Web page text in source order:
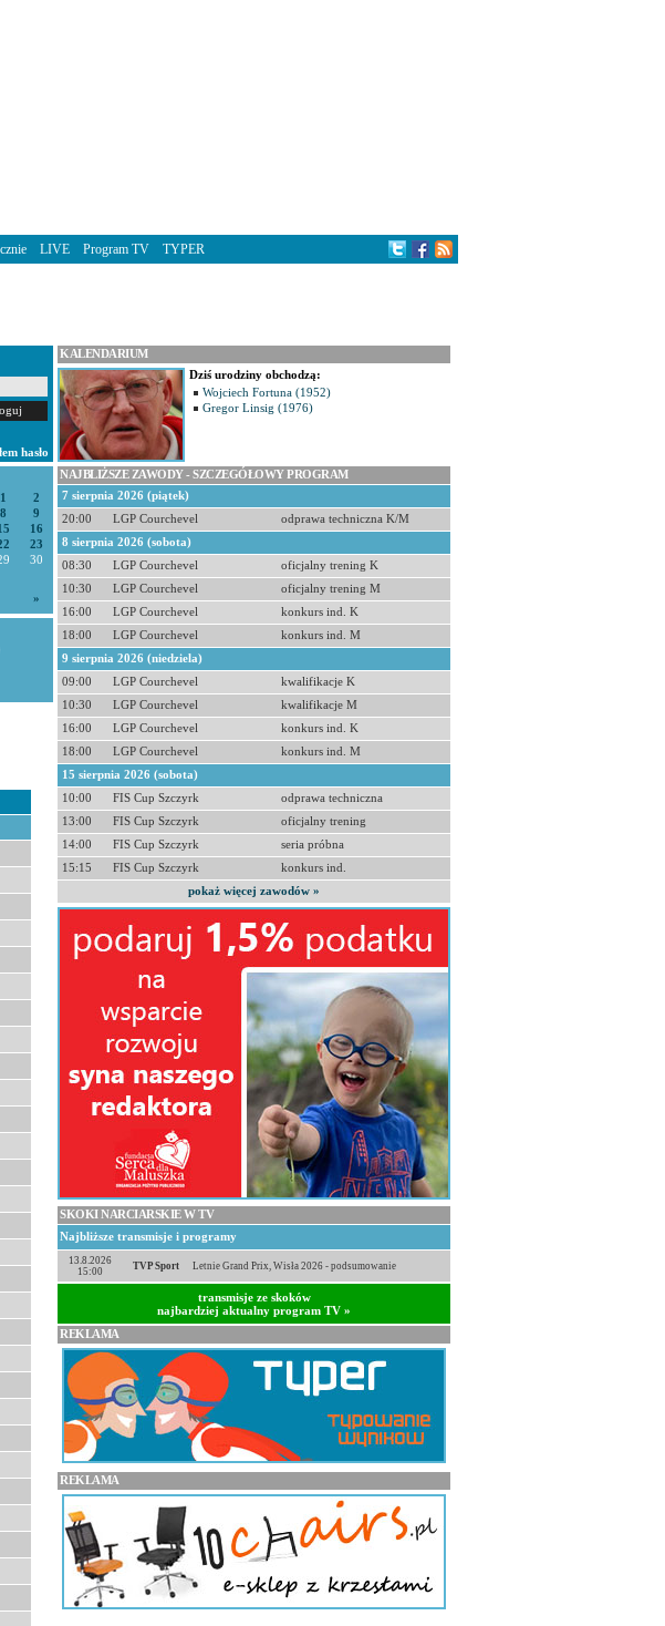
hasło
1
2
8
9
16
23
30
»
KALENDARIUM
Dziś urodziny obchodzą:
Wojciech Fortuna (1952)
Gregor Linsig (1976)
NAJBLIŻSZE ZAWODY - SZCZEGÓŁOWY PROGRAM
7 sierpnia 2026 (piątek)
20:00
LGP Courchevel
odprawa techniczna K/M
8 sierpnia 2026 (sobota)
08:30
LGP Courchevel
oficjalny trening K
10:30
LGP Courchevel
oficjalny trening M
16:00
LGP Courchevel
konkurs ind. K
18:00
LGP Courchevel
konkurs ind. M
9 sierpnia 2026 (niedziela)
09:00
LGP Courchevel
kwalifikacje K
10:30
LGP Courchevel
kwalifikacje M
16:00
LGP Courchevel
konkurs ind. K
18:00
LGP Courchevel
konkurs ind. M
15 sierpnia 2026 (sobota)
10:00
FIS Cup Szczyrk
odprawa techniczna
13:00
FIS Cup Szczyrk
oficjalny trening
14:00
FIS Cup Szczyrk
seria próbna
15:15
FIS Cup Szczyrk
konkurs ind.
pokaż więcej zawodów »
SKOKI NARCIARSKIE W TV
Najbliższe transmisje i programy
13.8.2026
15:00
TVP Sport Letnie Grand Prix, Wisła 2026 - podsumowanie
transmisje ze skoków
najbardziej aktualny program TV »
REKLAMA
REKLAMA
LIVE Program TV TYPER